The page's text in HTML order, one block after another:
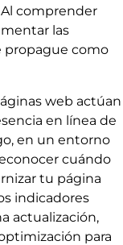
comprender
las
propague como
web actúan
en línea de
en un entorno
cuándo
tu página
indicadores
actualización,
para